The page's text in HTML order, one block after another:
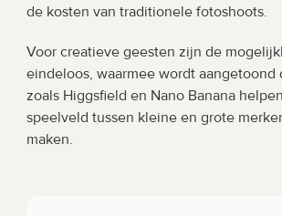
de kosten van traditionele fotoshoots.
Voor creatieve geesten zijn de
eindeloos, waarmee wordt aangetoond
zoals Higgsfield en Nano Banana
speelveld tussen kleine en grote
maken.